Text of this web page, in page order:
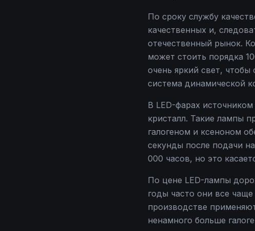
По сроку службу
качественных и,
отечественный рынок.
может стоить порядка
очень яркий свет,
система динамической
В LED-фарах
кристалл. Такие лампы
галогеном и ксеноном
секунды после подачи
000 часов, но это
По цене LED-лампы
годы часто они все
производстве
ненамного больше